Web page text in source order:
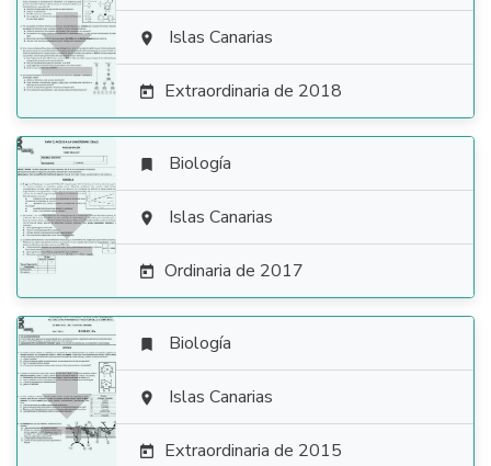
  Islas Canarias
 Extraordinaria de 2018

 Biología
 Islas Canarias
 Ordinaria de 2017

 Biología
 Islas Canarias
 Extraordinaria de 2015